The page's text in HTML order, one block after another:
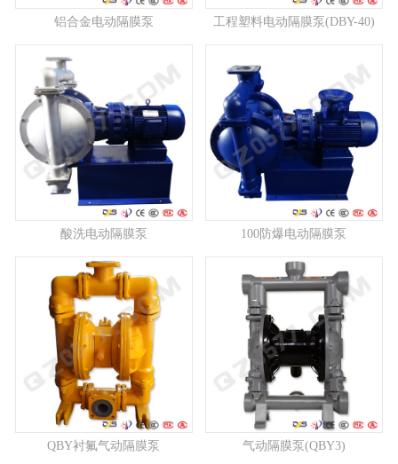
铝合金电动隔膜泵 工程塑料电动隔膜泵(DBY-40)
酸洗电动隔膜泵 100防爆电动隔膜泵
QBY衬氟气动隔膜泵 气动隔膜泵(QBY3)